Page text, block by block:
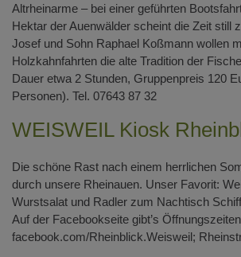
Altrheinarme – bei einer geführten
Hektar der Auenwälder scheint die Zeit still
Josef und Sohn Raphael Koßmann wollen
Holzkahnfahrten die alte Tradition der
Dauer etwa 2 Stunden, Gruppenpreis 120
Personen). Tel. 07643 87 32
WEISWEIL Kiosk
Die schöne Rast nach einem herrlichen
durch unsere Rheinauen. Unser Favorit:
Wurstsalat und Radler zum Nachtisch
Auf der Facebookseite gibt’s
facebook.com/Rheinblick.Weisweil;